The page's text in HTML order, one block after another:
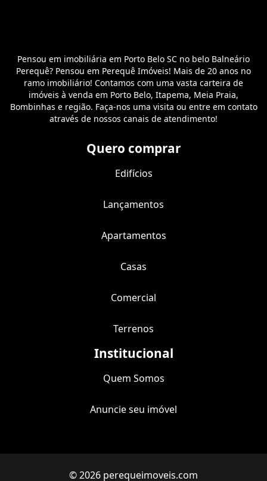
Pensou em imobiliária em Porto Belo SC no belo Balneário
Perequê? Pensou em Perequê Imóveis! Mais de 20 anos no
ramo imobiliário! Contamos com uma vasta carteira de
imóveis à venda em Porto Belo, Itapema, Meia Praia,
Bombinhas e região. Faça-nos uma visita ou entre em contato
através de nossos canais de atendimento!
Quero comprar
Edifícios
Lançamentos
Apartamentos
Casas
Comercial
Terrenos
Institucional
Quem Somos
Anuncie seu imóvel
© 2026 perequeimoveis.com